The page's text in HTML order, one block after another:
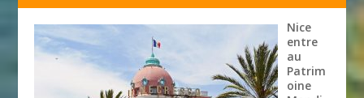
Nice
entre
au
Patrim
oine